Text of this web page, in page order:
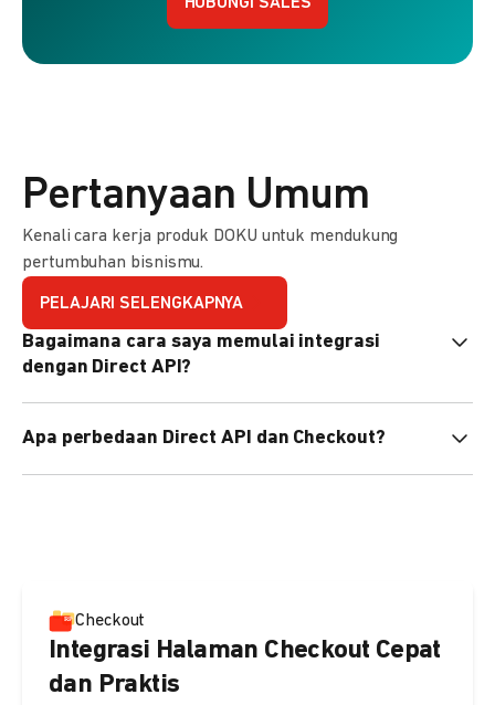
HUBUNGI SALES
Pertanyaan Umum
Kenali cara kerja produk DOKU untuk mendukung
pertumbuhan bisnismu.
PELAJARI SELENGKAPNYA
Bagaimana cara saya memulai integrasi
dengan Direct API?
pemrograman untuk membantu integrasi Anda. Pelajari
Apa perbedaan Direct API dan Checkout?
Checkout
Integrasi Halaman Checkout Cepat
dan Praktis